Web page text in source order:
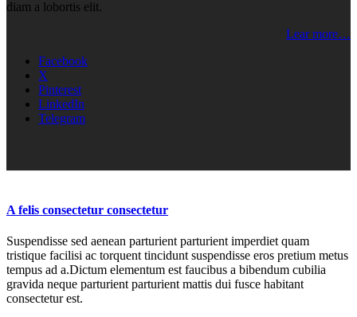
diam a lobortis elit.
Lear more…
Facebook
X
Pinterest
LinkedIn
Telegram
A felis consectetur consectetur
Suspendisse sed aenean parturient parturient imperdiet quam
tristique facilisi ac torquent tincidunt suspendisse eros pretium metus
tempus ad a.Dictum elementum est faucibus a bibendum cubilia
gravida neque parturient parturient mattis dui fusce habitant
consectetur est.